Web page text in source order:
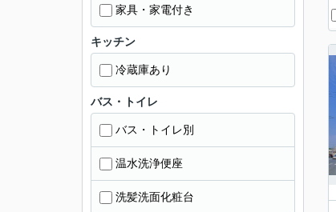
家具・家電付き
キッチン
冷蔵庫あり
バス・トイレ
バス・トイレ別
温水洗浄便座
洗髪洗面化粧台